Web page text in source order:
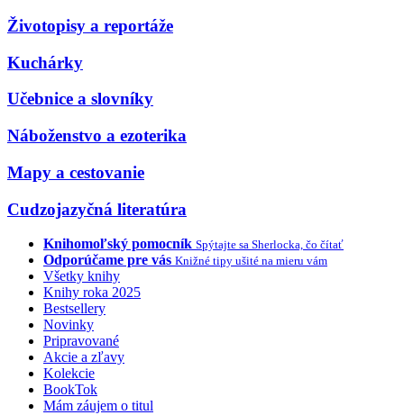
Životopisy a reportáže
Kuchárky
Učebnice a slovníky
Náboženstvo a ezoterika
Mapy a cestovanie
Cudzojazyčná literatúra
Knihomoľský pomocník Spýtajte sa Sherlocka, čo čítať
Odporúčame pre vás Knižné tipy ušité na mieru vám
Všetky knihy
Knihy roka 2025
Bestsellery
Novinky
Pripravované
Akcie a zľavy
Kolekcie
BookTok
Mám záujem o titul